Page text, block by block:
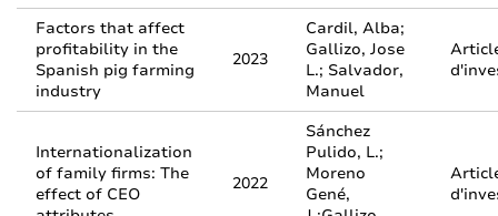
Factors that affect
profitability in the
Spanish pig farming
industry
2023
Cardil, Alba;
Gallizo, Jose
L.; Salvador,
Manuel
Internationalization
of family firms: The
effect of CEO
2022
Sánchez
Pulido, L.;
Moreno
Gené,